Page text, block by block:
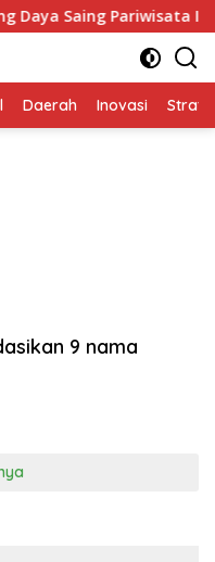
Saing Pariwisata
Daerah Inovasi
9 nama